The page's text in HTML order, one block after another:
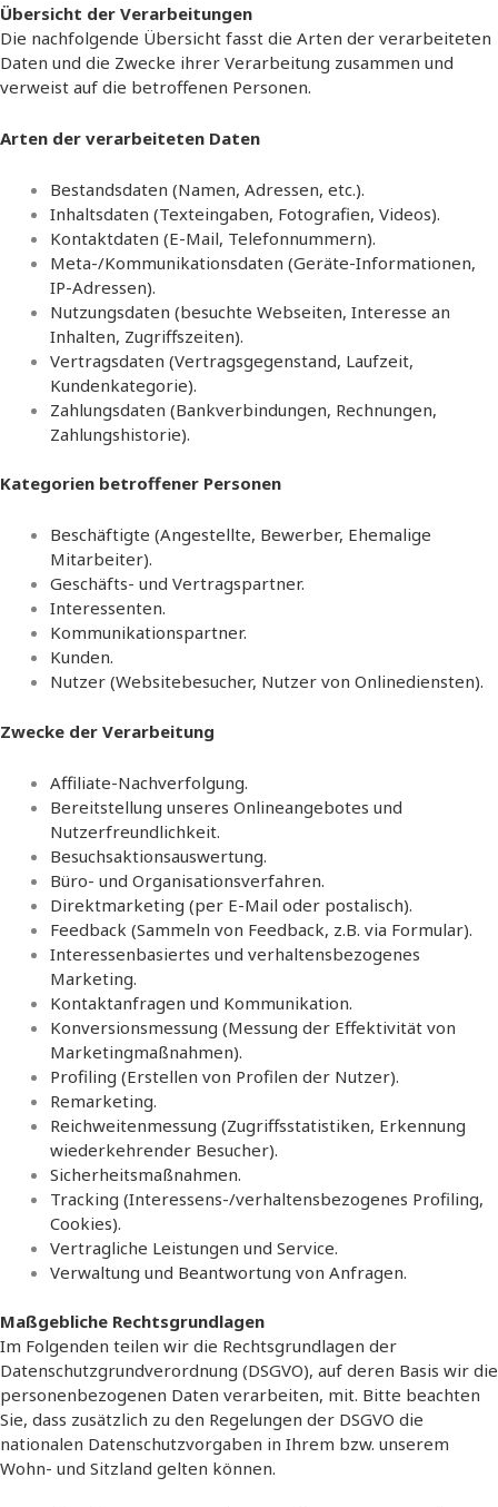
Übersicht der Verarbeitungen
Die nachfolgende Übersicht fasst die Arten der verarbeiteten
Daten und die Zwecke ihrer Verarbeitung zusammen und
verweist auf die betroffenen Personen.
Arten der verarbeiteten Daten
Bestandsdaten (Namen, Adressen, etc.).
Inhaltsdaten (Texteingaben, Fotografien, Videos).
Kontaktdaten (E-Mail, Telefonnummern).
Meta-/Kommunikationsdaten (Geräte-Informationen,
IP-Adressen).
Nutzungsdaten (besuchte Webseiten, Interesse an
Inhalten, Zugriffszeiten).
Vertragsdaten (Vertragsgegenstand, Laufzeit,
Kundenkategorie).
Zahlungsdaten (Bankverbindungen, Rechnungen,
Zahlungshistorie).
Kategorien betroffener Personen
Beschäftigte (Angestellte, Bewerber, Ehemalige
Mitarbeiter).
Geschäfts- und Vertragspartner.
Interessenten.
Kommunikationspartner.
Kunden.
Nutzer (Websitebesucher, Nutzer von Onlinediensten).
Zwecke der Verarbeitung
Affiliate-Nachverfolgung.
Bereitstellung unseres Onlineangebotes und
Nutzerfreundlichkeit.
Besuchsaktionsauswertung.
Büro- und Organisationsverfahren.
Direktmarketing (per E-Mail oder postalisch).
Feedback (Sammeln von Feedback, z.B. via Formular).
Interessenbasiertes und verhaltensbezogenes
Marketing.
Kontaktanfragen und Kommunikation.
Konversionsmessung (Messung der Effektivität von
Marketingmaßnahmen).
Profiling (Erstellen von Profilen der Nutzer).
Remarketing.
Reichweitenmessung (Zugriffsstatistiken, Erkennung
wiederkehrender Besucher).
Sicherheitsmaßnahmen.
Tracking (Interessens-/verhaltensbezogenes Profiling,
Cookies).
Vertragliche Leistungen und Service.
Verwaltung und Beantwortung von Anfragen.
Maßgebliche Rechtsgrundlagen
Im Folgenden teilen wir die Rechtsgrundlagen der
Datenschutzgrundverordnung (DSGVO), auf deren Basis wir die
personenbezogenen Daten verarbeiten, mit. Bitte beachten
Sie, dass zusätzlich zu den Regelungen der DSGVO die
nationalen Datenschutzvorgaben in Ihrem bzw. unserem
Wohn- und Sitzland gelten können.